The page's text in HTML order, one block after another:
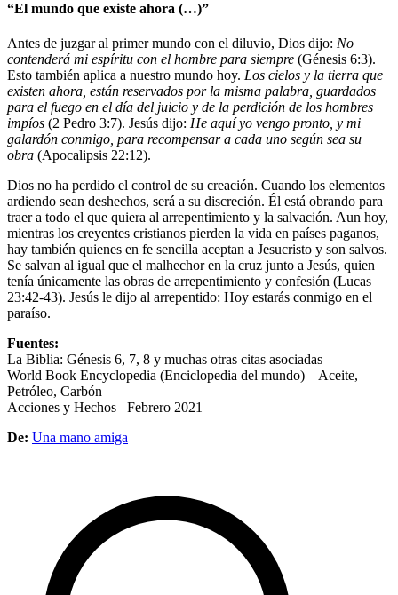
“El mundo que existe ahora (…)”
Antes de juzgar al primer mundo con el diluvio, Dios dijo: No
contenderá mi espíritu con el hombre para siempre (Génesis 6:3).
Esto también aplica a nuestro mundo hoy. Los cielos y la tierra que
existen ahora, están reservados por la misma palabra, guardados
para el fuego en el día del juicio y de la perdición de los hombres
impíos (2 Pedro 3:7). Jesús dijo: He aquí yo vengo pronto, y mi
galardón conmigo, para recompensara cada uno según sea su
obra (Apocalipsis 22:12).
Dios no ha perdido el control de su creación. Cuando los elementos
ardiendo sean deshechos, será a su discreción. Él está obrando para
traer a todo el que quiera al arrepentimiento y la salvación. Aun hoy,
mientras los creyentes cristianos pierden la vida en países paganos,
hay también quienes en fe sencilla aceptan a Jesucristo y son salvos.
Se salvan al igual que el malhechor en la cruz junto a Jesús, quien
tenía únicamente las obras de arrepentimiento y confesión (Lucas
23:42-43). Jesús le dijo al arrepentido: Hoy estarás conmigo en el
paraíso.
Fuentes:
La Biblia: Génesis 6, 7, 8 y muchas otras citas asociadas
World Book Encyclopedia (Enciclopedia del mundo) – Aceite,
Petróleo, Carbón
Acciones y Hechos –Febrero 2021
De: Una mano amiga